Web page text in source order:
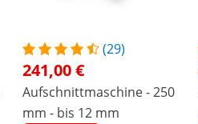
(29)
241,00 €
Aufschnittmaschine - 250
mm - bis 12 mm